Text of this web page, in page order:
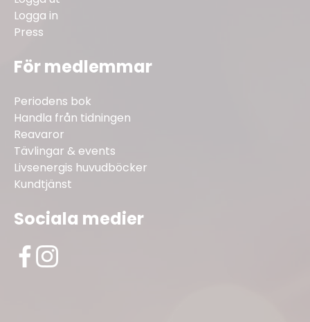
Logga in
Press
För medlemmar
Periodens bok
Handla från tidningen
Reavaror
Tävlingar & events
Livsenergis huvudböcker
Kundtjänst
Sociala medier